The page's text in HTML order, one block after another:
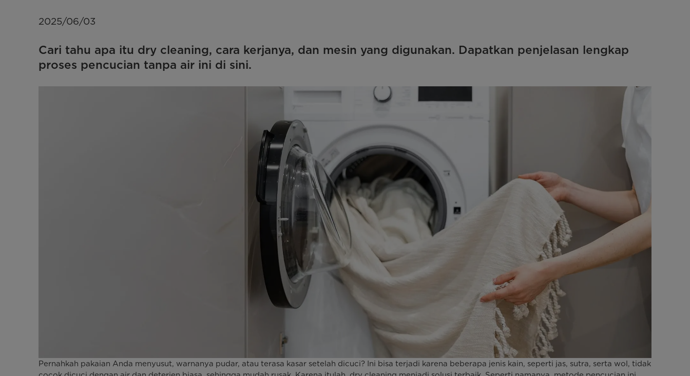
Cari tahu apa itu dry cleaning, cara kerjanya, dan mesin yang digunakan. Dapatkan penjelasan lengkap
proses pencucian tanpa air ini di sini.
2025/06/03
Pernahkah pakaian Anda menyusut, warnanya pudar, atau terasa kasar setelah dicuci? Ini bisa terjadi karena beberapa jenis kain, seperti jas, sutra, serta wol, tidak